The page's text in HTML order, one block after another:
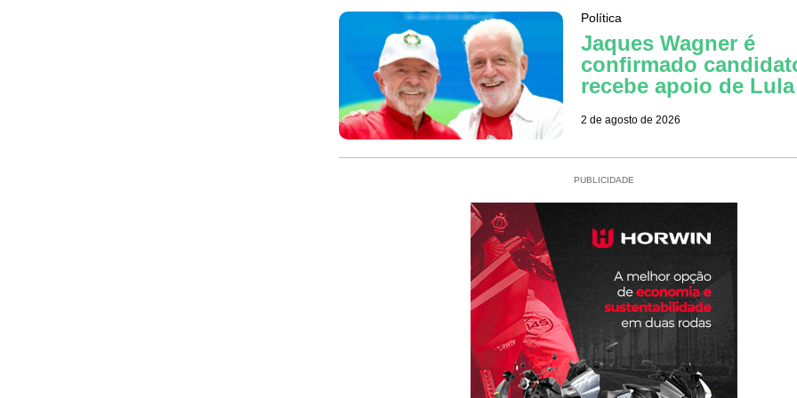
Política
Jaques Wagner é
confirmado
recebe apoio de Lula
2 de agosto de 2026
PUBLICIDADE